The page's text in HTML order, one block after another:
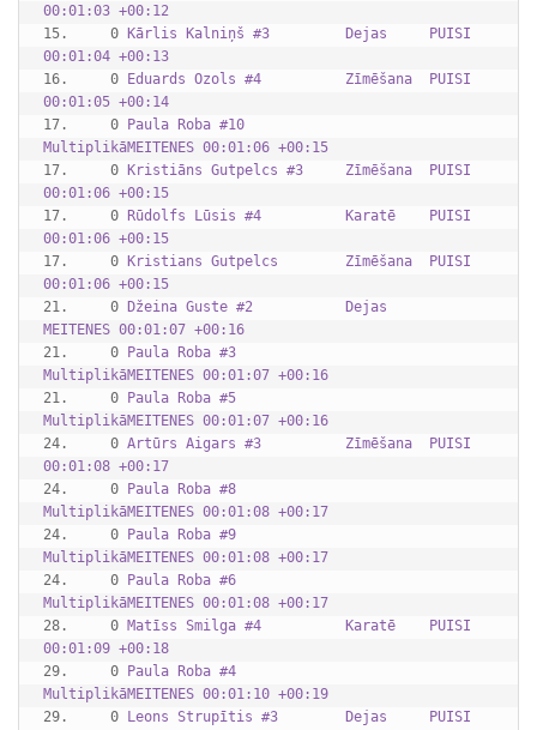
00:01:03 +00:12
15.     0 Kārlis Kalniņš #3         Dejas     PUISI
00:01:04 +00:13
16.     0 Eduards Ozols #4          Zīmēšana  PUISI
00:01:05 +00:14
17.     0 Paula Roba #10
MultiplikāMEITENES 00:01:06 +00:15
17.     0 Kristiāns Gutpelcs #3     Zīmēšana  PUISI
00:01:06 +00:15
17.     0 Rūdolfs Lūsis #4          Karatē    PUISI
00:01:06 +00:15
17.     0 Kristians Gutpelcs        Zīmēšana  PUISI
00:01:06 +00:15
21.     0 Džeina Guste #2           Dejas
MEITENES 00:01:07 +00:16
21.     0 Paula Roba #3
MultiplikāMEITENES 00:01:07 +00:16
21.     0 Paula Roba #5
MultiplikāMEITENES 00:01:07 +00:16
24.     0 Artūrs Aigars #3          Zīmēšana  PUISI
00:01:08 +00:17
24.     0 Paula Roba #8
MultiplikāMEITENES 00:01:08 +00:17
24.     0 Paula Roba #9
MultiplikāMEITENES 00:01:08 +00:17
24.     0 Paula Roba #6
MultiplikāMEITENES 00:01:08 +00:17
28.     0 Matīss Smilga #4          Karatē    PUISI
00:01:09 +00:18
29.     0 Paula Roba #4
MultiplikāMEITENES 00:01:10 +00:19
29.     0 Leons Strupītis #3        Dejas     PUISI